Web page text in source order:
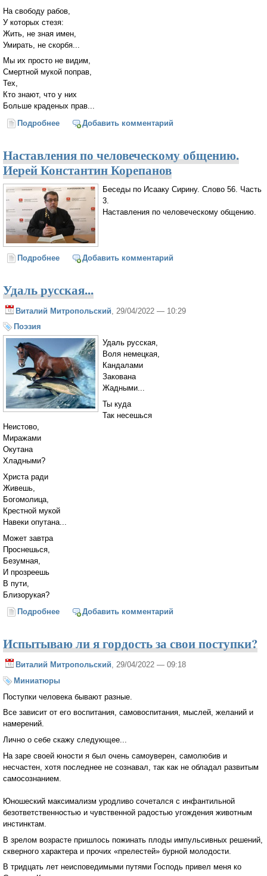
На свободу рабов,
У которых стезя:
Жить, не зная имен,
Умирать, не скорбя...
Мы их просто не видим,
Смертной мукой поправ,
Тех,
Кто знают, что у них
Больше краденых прав...
Подробнее о Вы Святые, ребята...
Добавить комментарий
Наставления по человеческому общению.
Иерей Константин Корепанов
Беседы по Исааку Сирину. Слово 56. Часть
3.
Наставления по человеческому общению.
Подробнее о Наставления по человеческому общению. Иерей
Добавить комментарий
Удаль русская...
Виталий Митропольский , 29/04/2022 — 10:29
Поэзия
Удаль русская,
Воля немецкая,
Кандалами
Закована
Жадными...
Ты куда
Так несешься
Неистово,
Миражами
Окутана
Хладными?
Христа ради
Живешь,
Богомолица,
Крестной мукой
Навеки опутана...
Может завтра
Проснешься,
Безумная,
И прозреешь
В пути,
Близорукая?
Подробнее о Удаль русская...
Добавить комментарий
Испытываю ли я гордость за свои поступки?
Виталий Митропольский , 29/04/2022 — 09:18
Миниатюры
Поступки человека бывают разные.
Все зависит от его воспитания, самовоспитания, мыслей, желаний и
намерений.
Лично о себе скажу следующее...
На заре своей юности я был очень самоуверен, самолюбив и
несчастен, хотя последнее не сознавал, так как не обладал развитым
самосознанием.
Юношеский максимализм уродливо сочетался с инфантильной
безответственностью и чувственной радостью угождения животным
инстинктам.
В зрелом возрасте пришлось пожинать плоды импульсивных решений,
скверного характера и прочих «прелестей» бурной молодости.
В тридцать лет неисповедимыми путями Господь привел меня ко